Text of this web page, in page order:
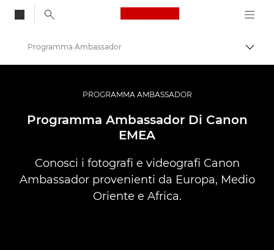
Canon Logo, back
Fotografia e video professionali
Programma Ambassador
PROGRAMMA AMBASSADOR
Programma Ambassador Di Canon
EMEA
Conosci i fotografi e videografi Canon
Ambassador provenienti da Europa, Medio
Oriente e Africa.